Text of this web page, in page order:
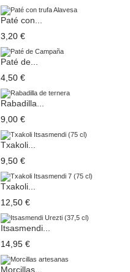
Paté con...
3,20 €
Paté de...
4,50 €
Rabadilla...
9,00 €
Txakoli...
9,50 €
Txakoli...
12,50 €
Itsasmendi...
14,95 €
Morcillas...